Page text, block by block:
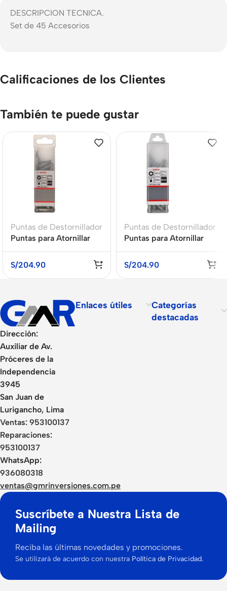
DESCRIPCION TECNICA.
Set de 45 Accesorios
Calificaciones de los Clientes
También te puede gustar
Puntas de Destornillador
Puntas para Atornillar
Hard x 100Und BOSCH
S/204.90
Puntas de Destornillador
Puntas para Atornillar
Hard x 100Und BOSCH
S/204.90
Dirección:
Auxiliar de Av.
Próceres de la
Independencia
3945
San Juan de
Lurigancho, Lima
Ventas: 953100137
Reparaciones:
953100137
WhatsApp:
936080318
ventas@gmrinversiones.com.pe
Enlaces útiles
Categorías
destacadas
Suscríbete a Nuestra Lista de
Mailing
Reciba las últimas novedades y promociones.
Se utilizará de acuerdo con nuestra Política de Privacidad.